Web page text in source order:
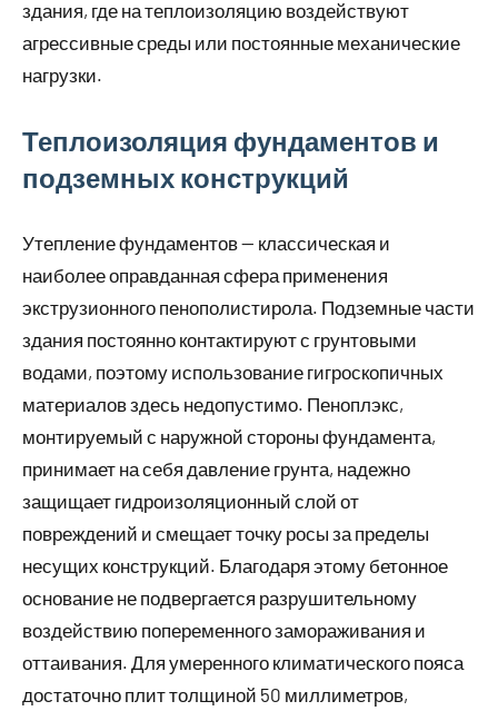
здания, где на теплоизоляцию воздействуют
агрессивные среды или постоянные механические
нагрузки.
Теплоизоляция фундаментов и
подземных конструкций
Утепление фундаментов — классическая и
наиболее оправданная сфера применения
экструзионного пенополистирола. Подземные части
здания постоянно контактируют с грунтовыми
водами, поэтому использование гигроскопичных
материалов здесь недопустимо. Пеноплэкс,
монтируемый с наружной стороны фундамента,
принимает на себя давление грунта, надежно
защищает гидроизоляционный слой от
повреждений и смещает точку росы за пределы
несущих конструкций. Благодаря этому бетонное
основание не подвергается разрушительному
воздействию попеременного замораживания и
оттаивания. Для умеренного климатического пояса
достаточно плит толщиной 50 миллиметров,